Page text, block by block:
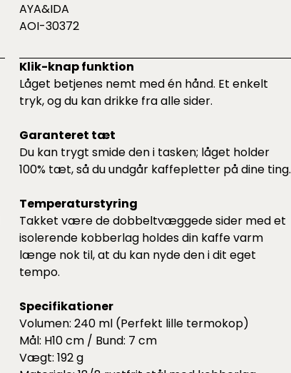
AYA&IDA
AOI-30372
Klik-knap funktion
Låget betjenes nemt med én hånd. Et enkelt
tryk, og du kan drikke fra alle sider.
Garanteret tæt
Du kan trygt smide den i tasken; låget holder
100% tæt, så du undgår kaffepletter på dine ting.
Temperaturstyring
Takket være de dobbeltvæggede sider med et
isolerende kobberlag holdes din kaffe varm
længe nok til, at du kan nyde den i dit eget
tempo.
Specifikationer
Volumen: 240 ml (Perfekt lille termokop)
Mål: H10 cm / Bund: 7 cm
Vægt: 192 g